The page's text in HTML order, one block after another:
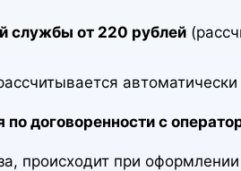
службы от 220 рублей
договоренности с
происходит при оформлении